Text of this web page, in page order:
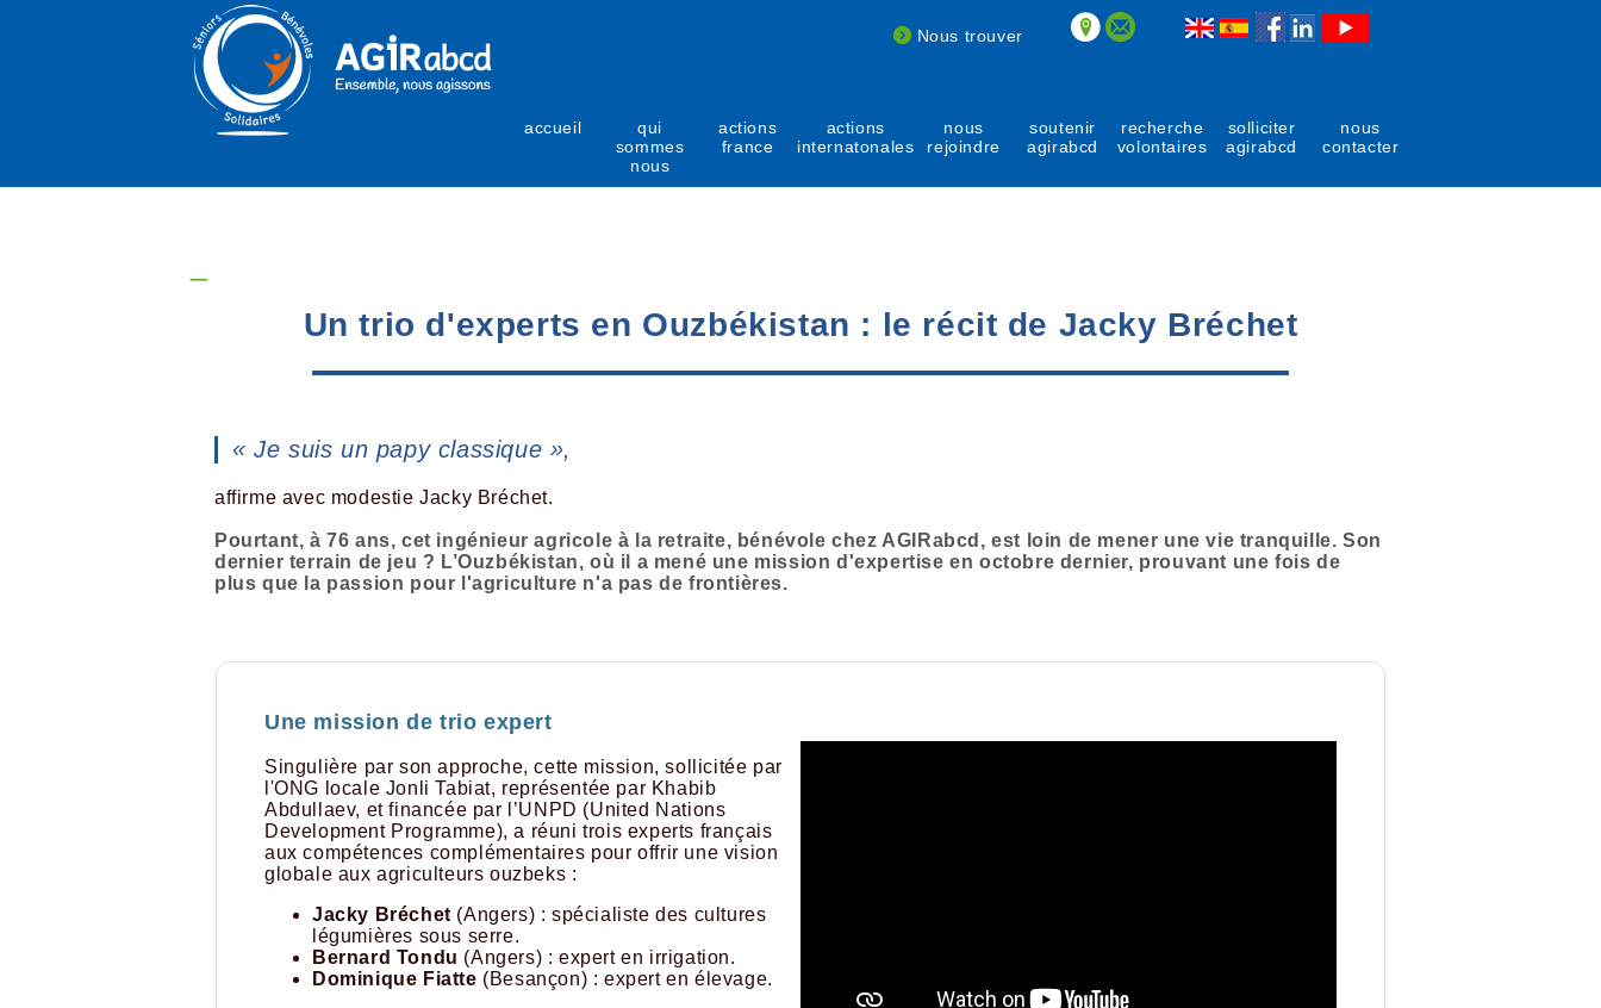
Nous trouver
accueil
qui
sommes
nous
actions
france
actions
internatonales
nous
rejoindre
soutenir
agirabcd
recherche
volontaires
solliciter
agirabcd
nous
contacter
Un trio d'experts en Ouzbékistan : le récit de Jacky Bréchet
« Je suis un papy classique »,
affirme avec modestie Jacky Bréchet.
Pourtant, à 76 ans, cet ingénieur agricole à la retraite, bénévole chez AGIRabcd, est loin de mener une vie tranquille. Son
dernier terrain de jeu ? L’Ouzbékistan, où il a mené une mission d'expertise en octobre dernier, prouvant une fois de
plus que la passion pour l'agriculture n'a pas de frontières.
Une mission de trio expert
Singulière par son approche, cette mission, sollicitée par
l'ONG locale Jonli Tabiat, représentée par Khabib
Abdullaev, et financée par l’UNPD (United Nations
Development Programme), a réuni trois experts français
aux compétences complémentaires pour offrir une vision
globale aux agriculteurs ouzbeks :
Jacky Bréchet (Angers) : spécialiste des cultures
légumières sous serre.
Bernard Tondu (Angers) : expert en irrigation.
Dominique Fiatte (Besançon) : expert en élevage.